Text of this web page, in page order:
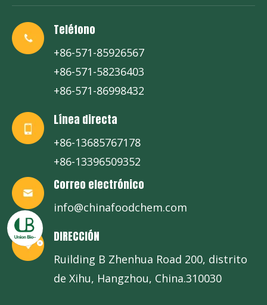
Teléfono
+86-571-85926567
+86-571-58236403
+86-571-86998432
Línea directa
+86-13685767178
+86-13396509352
Correo electrónico
info@chinafoodchem.com
DIRECCIÓN
Ruilding B Zhenhua Road 200, distrito
de Xihu, Hangzhou, China.310030